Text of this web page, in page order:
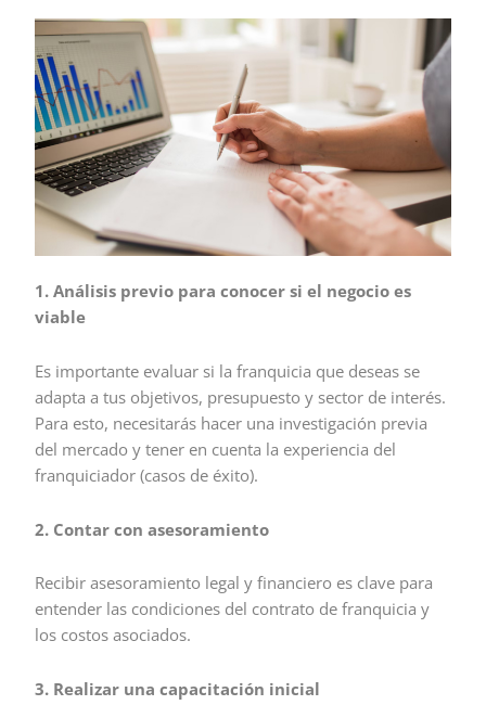
1. Análisis previo para conocer si el negocio es
viable
Es importante evaluar si la franquicia que deseas se
adapta a tus objetivos, presupuesto y sector de interés.
Para esto, necesitarás hacer una investigación previa
del mercado y tener en cuenta la experiencia del
franquiciador (casos de éxito).
2. Contar con asesoramiento
Recibir asesoramiento legal y financiero es clave para
entender las condiciones del contrato de franquicia y
los costos asociados.
3. Realizar una capacitación inicial